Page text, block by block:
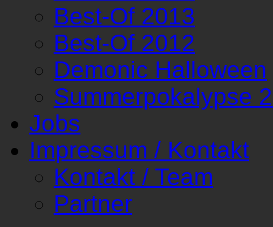
Best-Of 2013
Best-Of 2012
Demonic Halloween
Summerpokalypse
Jobs
Impressum / Kontakt
Kontakt / Team
Partner